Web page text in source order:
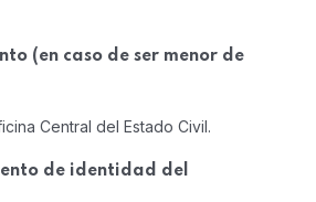
(en caso de ser menor de
Central del Estado Civil.
de identidad del